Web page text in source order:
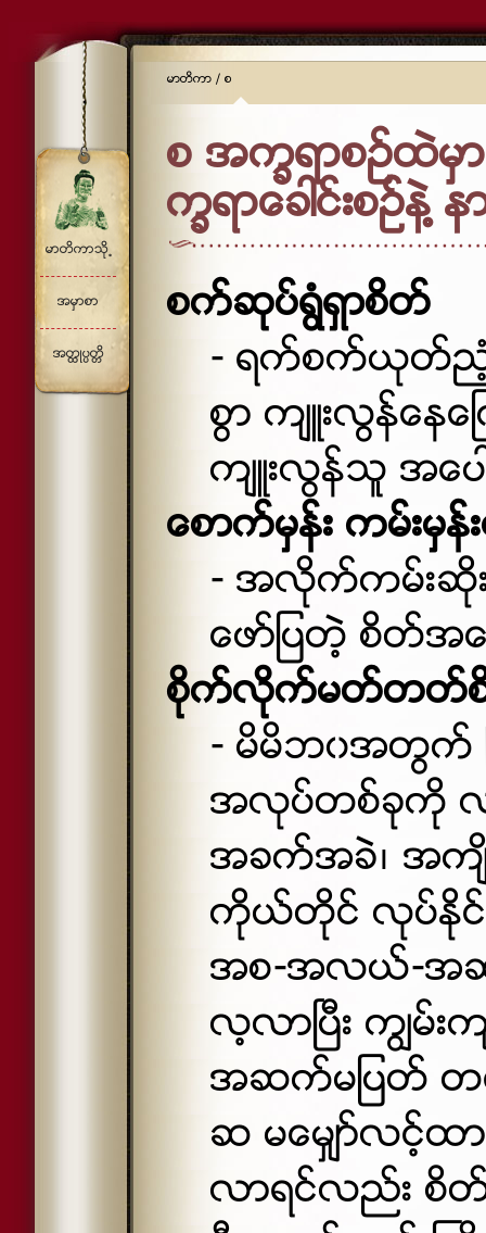
မာတိကာသို႕
အမွာစာ
အတၳဳပၸတၱိ
မာတိကာ / စ
စ အကၡရာစဥ္ထဲမွ
ကၡရာေခါင္းစဥ္နဲ႔
စက္ဆုပ္ရြံရွာစိတ္
- ရက္စက္ယုတ္ညံ့
စြာ က်ဴးလြန္ေနေ
က်ဴးလြန္သူ အေပ
ေစာက္မွန္း ကမ္းမွ
- အလိုက္ကမ္းဆို
ေဖာ္ျပတဲ့ စိတ္အ
စိုက္လိုက္မတ္တတ္
- မိမိဘ၀အတြက္
အလုပ္တစ္ခုကို လု
အခက္အခဲ၊ အက်ိဳးအ
ကိုယ္တိုင္ လုပ္ႏိုင္
အစ-အလယ္-အဆံု
လ့လာၿပီး ကၽြ
အဆက္မျပတ္
ဆ မေမွ်ာ္လင့္ထ
လာရင္လည္း စိ